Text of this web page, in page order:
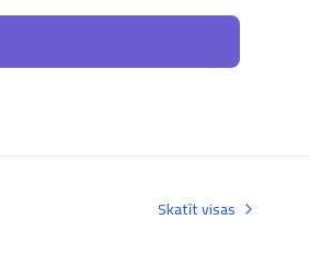
Skatīt visas